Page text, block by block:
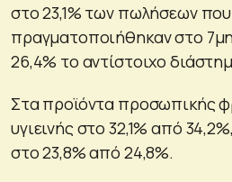
στο 23,1% των πωλήσεων που
πραγματοποιήθηκαν στο
26,4% το αντίστοιχο
Στα προϊόντα προσωπικής
υγιεινής στο 32,1% από
στο 23,8% από 24,8%.